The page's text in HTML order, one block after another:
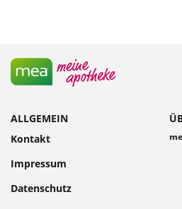
ALLGEMEIN
Kontakt
Impressum
Datenschutz